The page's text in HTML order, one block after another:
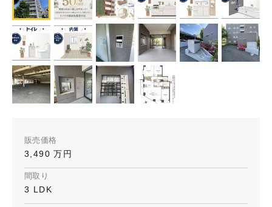
販売価格
3,490 万円
間取り
3 LDK